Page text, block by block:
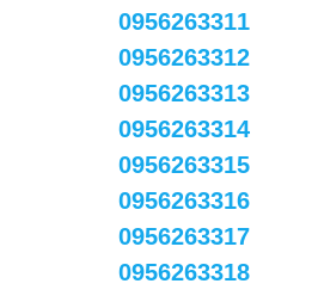
0956263311
0956263312
0956263313
0956263314
0956263315
0956263316
0956263317
0956263318